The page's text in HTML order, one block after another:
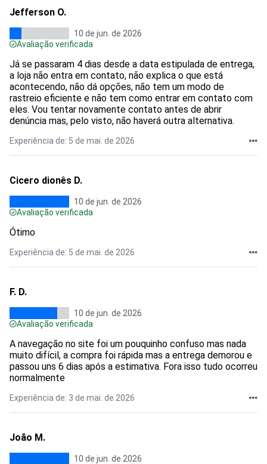
Jefferson O.
10 de jun. de 2026
Avaliação verificada
Já se passaram 4 dias desde a data estipulada de entrega,
a loja não entra em contato, não explica o que está
acontecendo, não dá opções, não tem um modo de
rastreio eficiente e não tem como entrar em contato com
eles. Vou tentar novamente contato antes de abrir
denúncia mas, pelo visto, não haverá outra alternativa.
Experiência de: 5 de mai. de 2026
Cicero dionês D.
10 de jun. de 2026
Avaliação verificada
Ótimo
Experiência de: 5 de mai. de 2026
F. D.
10 de jun. de 2026
Avaliação verificada
A navegação no site foi um pouquinho confuso mas nada
muito difícil, a compra foi rápida mas a entrega demorou e
passou uns 6 dias após a estimativa. Fora isso tudo ocorreu
normalmente
Experiência de: 3 de mai. de 2026
João M.
10 de jun. de 2026